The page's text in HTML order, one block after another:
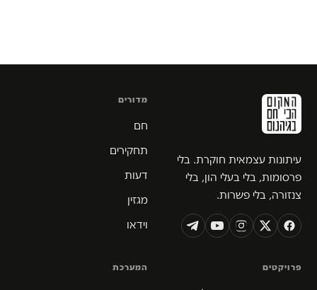
עיתונות עצמאית חוקרת. בלי
פרסומות, בלי בעלי הון, בלי
צנזורה, בלי פשרות.
מדורים
חם
תחקירים
דעות
מגזין
וידאו
פרויקטים המערכת